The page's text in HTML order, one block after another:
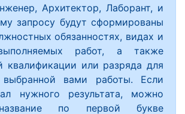
Архитектор, Лаборант, и
запросу будут сформированы
обязанностях, видах и
работ, а также
квалификации или разряда для
выбранной вами работы. Если
нужного результата, можно
по первой букве